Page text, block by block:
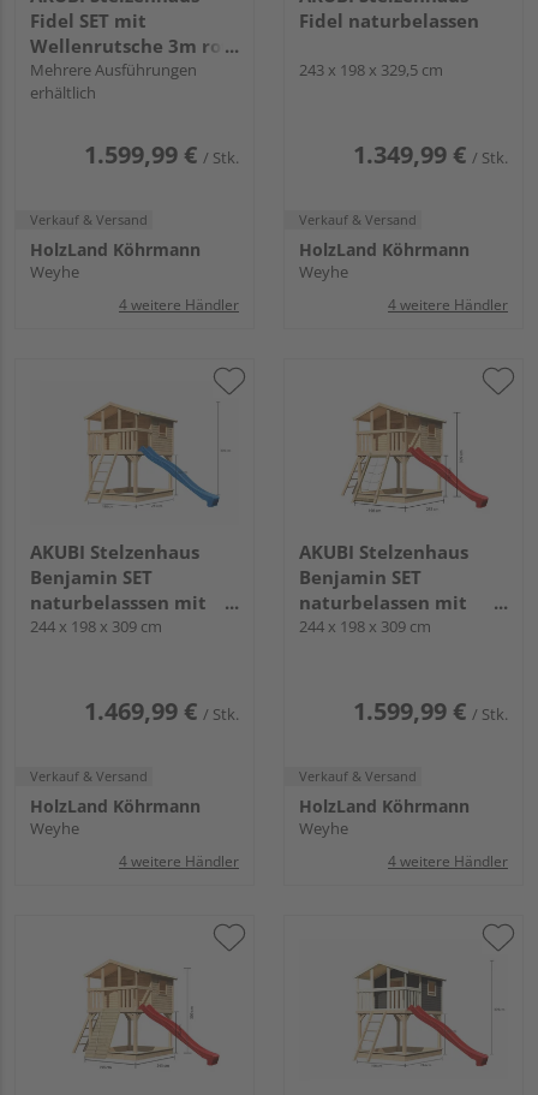
Fidel SET mit
Wellenrutsche 3m rot
Netzrampe
Mehrere Ausführungen
erhältlich
1.599,99 € / Stk.
Verkauf & Versand
HolzLand Köhrmann
Weyhe
4 weitere Händler
Fidel naturbelassen
243 x 198 x 329,5 cm
1.349,99 € / Stk.
Verkauf & Versand
HolzLand Köhrmann
Weyhe
4 weitere Händler
AKUBI Stelzenhaus
Benjamin SET
naturbelasssen mit
Rutsche blau
244 x 198 x 309 cm
1.469,99 € / Stk.
Verkauf & Versand
HolzLand Köhrmann
Weyhe
4 weitere Händler
AKUBI Stelzenhaus
Benjamin SET
naturbelassen mit
Netzrampe und
244 x 198 x 309 cm
1.599,99 € / Stk.
Verkauf & Versand
HolzLand Köhrmann
Weyhe
4 weitere Händler